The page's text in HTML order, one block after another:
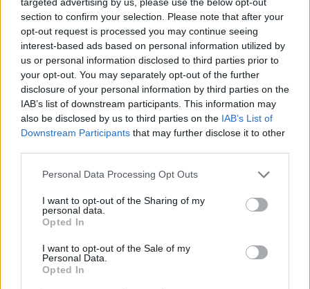
section to confirm your selection. Please note that after your
opt-out request is processed you may continue seeing
interest-based ads based on personal information utilized by
us or personal information disclosed to third parties prior to
your opt-out. You may separately opt-out of the further
disclosure of your personal information by third parties on the
IAB’s list of downstream participants. This information may
also be disclosed by us to third parties on the IAB’s List of
Downstream Participants that may further disclose it to other
Personal Data Processing Opt Outs
I want to opt-out of the Sharing of my
personal data.
Opted In
I want to opt-out of the Sale of my
Personal Data.
Opted In
αύξηση κερδών 57% - Τα νέα στοιχήματα σε low
& non alcohol
06/08/2026 - 11:48 ΕΠΙΧΕΙΡΗΣΕΙΣ
Metlen: Ρεκόρ EBITDA στο α' εξάμηνο, στα 550
εκατ. ευρώ – Καθαρά κέρδη 313 εκατ. ευρώ
06/08/2026 - 09:12 ΕΠΙΧΕΙΡΗΣΕΙΣ
Ο Demis Hassabis αναλαμβάνει Πρόεδρος της
ουκρανικά drones τη νύχτα - Ελαφρές ζημιές σε
αποθήκη της Wildberries